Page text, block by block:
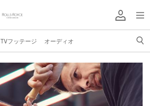
TVフッテージ オーディオ